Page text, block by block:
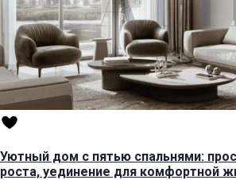
Уютный дом с пятью спальнями:
роста, уединение для комфортной